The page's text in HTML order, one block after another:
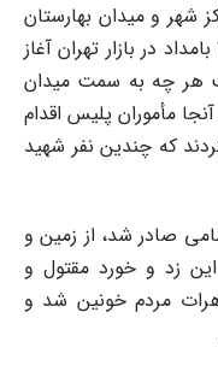
شهر و میدان بهارستان
حرکت می‌کردند. تیراندازی در ساعت 7 بامداد در بازار تهران آغاز
هر چه به سمت میدان
مأموران پلیس اقدام
که چندین نفر شهید
صادر شد، از زمین و
زد و خورد مقتول و
مردم خونین شد و